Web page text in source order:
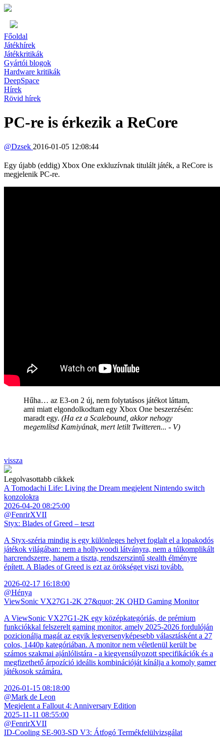
Főoldal
Játékhírek
Játékkritikák
Gyártói blogok
Hardware kritikák
DeepSpace
Hírek
Rövid hírek
PC-re is érkezik a ReCore
@Dzsek 2016-01-05 12:08:44
Egy újabb (eddig) Xbox One exkluzívnak titulált játék, a ReCore is
megjelenik PC-re.
Hűha… az E3-on 2 új, nem folytatásos játékot láttam,
ami miatt elgondolkodtam egy Xbox One beszerzésén:
maradt egy. (Ha ez a Scalebound, akkor nehogy
megemlítsd Kamiyának, mert letilt Twitteren... - V)
vissza
Legolvasottabb cikkek
A Tomodachi Life: Living the Dream megjelent Nintendo switch
konzolokra
2026-04-20 08:25:00
@FenrirXVII
Styx: Blades of Greed – teszt
A Styx-széria mindig is egy különleges helyet foglalt el a lopakodós
játékok világában: nem a hollywoodi látványra, nem a túlkomplikált
harcrendszerre, hanem a tiszta, rendszerszintű stealth élményre
épített. A Blades of Greed is ezt az örökséget viszi tovább.
2026-02-17 16:18:00
@Hénya
ViewSonic VX27G1-2K 27&quot; 2K QHD Gaming Monitor
A ViewSonic VX27G1-2K egy középkategóriás, de prémium
funkciókkal felszerelt gaming monitor, amely 2025-2026 fordulóján
pozicionálja magát az egyik legversenyképesebb választásként a 27
colos, 1440p kategóriában. A monitor nem véletlenül került be
számos szakmai ajánlólistára - a kiegyensúlyozott specifikációk és a
megfizethető árpozíció ideális kombinációját kínálja a komoly gamer
játékosok számára.
2026-01-15 08:18:00
@Mark de Leon
Megjelent a Fallout 4: Anniversary Edition
2025-11-11 08:55:00
@FenrirXVII
ID-Cooling SE-903-SD V3: Átfogó Termékfelülvizsgálat